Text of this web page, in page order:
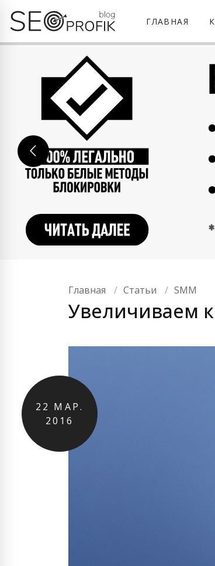
ГЛАВНАЯ
Главная Статьи SMM
Увеличиваем
22 МАР.
2016